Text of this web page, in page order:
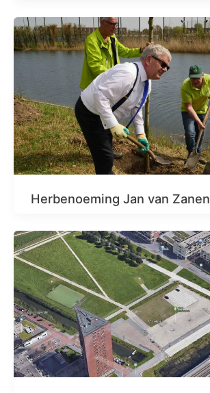
Herbenoeming Jan van Zanen